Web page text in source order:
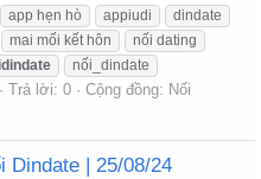
app hẹn hò appiudi
dindate
mai mối kết hôn
nối dating
nối_dindate
Trả lời: 0 Cộng đồng: Nối
Dindate | 25/08/24